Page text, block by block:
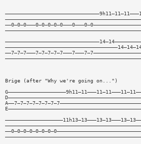
Brige (after "Why we're going on...")